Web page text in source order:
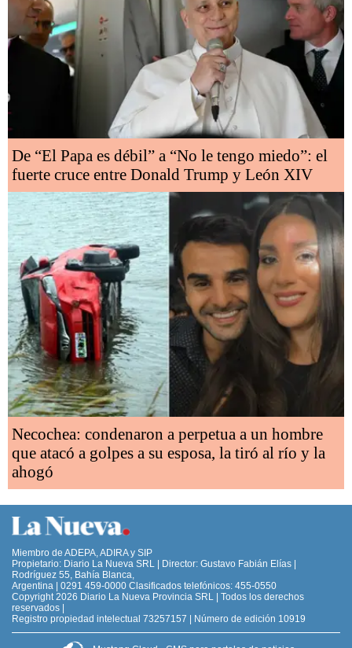
De “El Papa es débil” a “No le tengo miedo”: el
fuerte cruce entre Donald Trump y León XIV
Necochea: condenaron a perpetua a un hombre
que atacó a golpes a su esposa, la tiró al río y la
ahogó
Miembro de ADEPA, ADIRA y SIP
Propietario: Diario La Nueva SRL | Director: Gustavo Fabián Elías |
Rodríguez 55, Bahía Blanca,
Argentina | 0291 459-0000 Clasificados telefónicos: 455-0550
Copyright 2026 Diario La Nueva Provincia SRL | Todos los derechos
reservados |
Registro propiedad intelectual 73257157 | Número de edición 10919